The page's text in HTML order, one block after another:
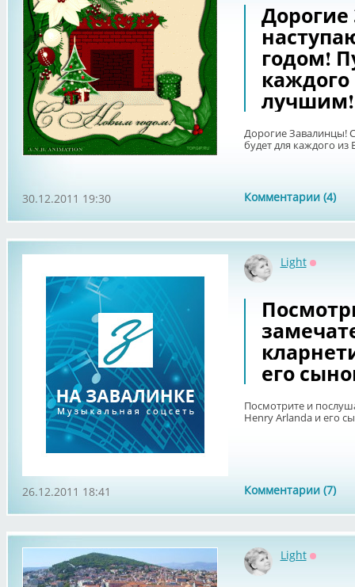
годом!
лучшим!
Дорогие Завалинцы!
будет для каждого
Комментарии (4)
30.12.2011 19:30
Light
его
Посмотрите и
Henry Arlanda и его
Комментарии (7)
26.12.2011 18:41
Light